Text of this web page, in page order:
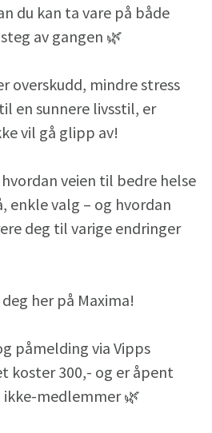
du kan ta vare på både
av gangen 🌿
overskudd, mindre stress
en sunnere livsstil, er
vil gå glipp av!
veien til bedre helse
enkle valg – og hvordan
deg til varige endringer
her på Maxima!
påmelding via Vipps
koster 300,- og er åpent
medlemmer 🌿